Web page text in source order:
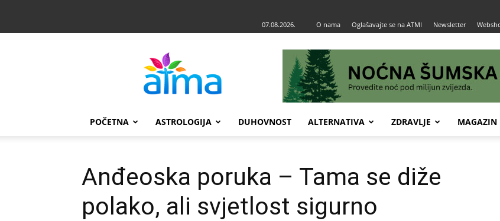
07.08.2026. O nama Oglašavajte se na ATMI Newsletter
POČETNA ASTROLOGIJA DUHOVNOST ALTERNATIVA ZDRAVLJE MAGAZIN
Anđeoska poruka – Tama se diže
polako, ali svjetlost sigurno